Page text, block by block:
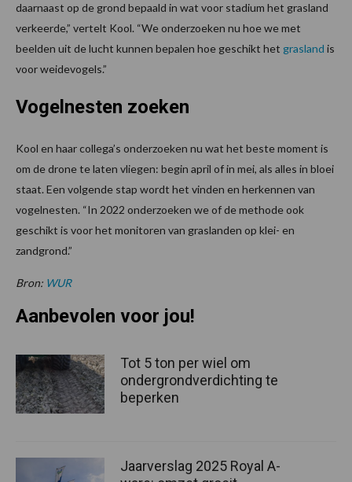
daarnaast op de grond bepaald in wat voor stadium het grasland
verkeerde,” vertelt Kool. “We onderzoeken nu hoe we met
beelden uit de lucht kunnen bepalen hoe geschikt het grasland is
voor weidevogels.”
Vogelnesten zoeken
Kool en haar collega’s onderzoeken nu wat het beste moment is
om de drone te laten vliegen: begin april of in mei, als alles in bloei
staat. Een volgende stap wordt het vinden en herkennen van
vogelnesten. “In 2022 onderzoeken we of de methode ook
geschikt is voor het monitoren van graslanden op klei- en
zandgrond.”
Bron: WUR
Aanbevolen voor jou!
Tot 5 ton per wiel om
ondergrondverdichting te
beperken
Jaarverslag 2025 Royal A-